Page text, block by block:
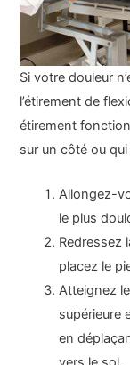
Si votre douleur
l’étirement de
étirement
sur un côté ou
Allongez-
le plus
Redressez
placez le
Atteignez
supérieure
en